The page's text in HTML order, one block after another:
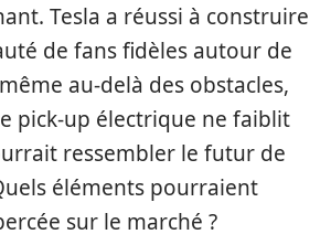
Tesla a réussi à construire
de fans fidèles autour de
au-delà des obstacles,
pick-up électrique ne faiblit
ressembler le futur de
éléments pourraient
sur le marché ?